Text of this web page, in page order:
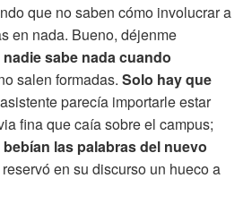
que no saben cómo involucrar a
en nada. Bueno, déjenme
nadie sabe nada cuando
salen formadas. Solo hay que
parecía importarle estar
fina que caía sobre el campus;
bebían las palabras del nuevo
en su discurso un hueco a